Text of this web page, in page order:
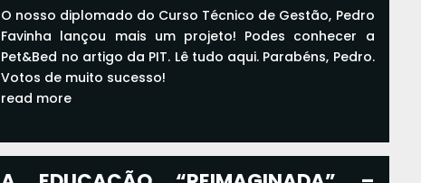
O nosso diplomado do Curso Técnico de Gestão, Pedro
Favinha lançou mais um projeto! Podes conhecer a
Pet&Bed no artigo da PIT. Lê tudo aqui. Parabéns, Pedro.
Votos de muito sucesso!
read more